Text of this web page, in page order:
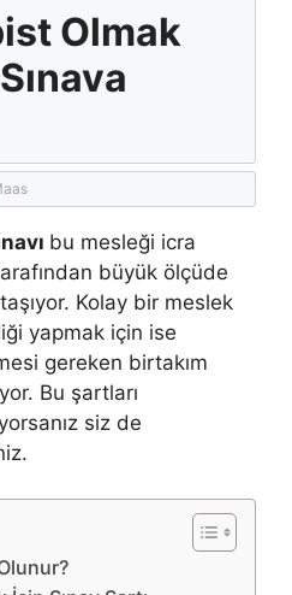
Olmak
bu mesleği icra
büyük ölçüde
Kolay bir meslek
yapmak için ise
gereken birtakım
Bu şartları
siz de